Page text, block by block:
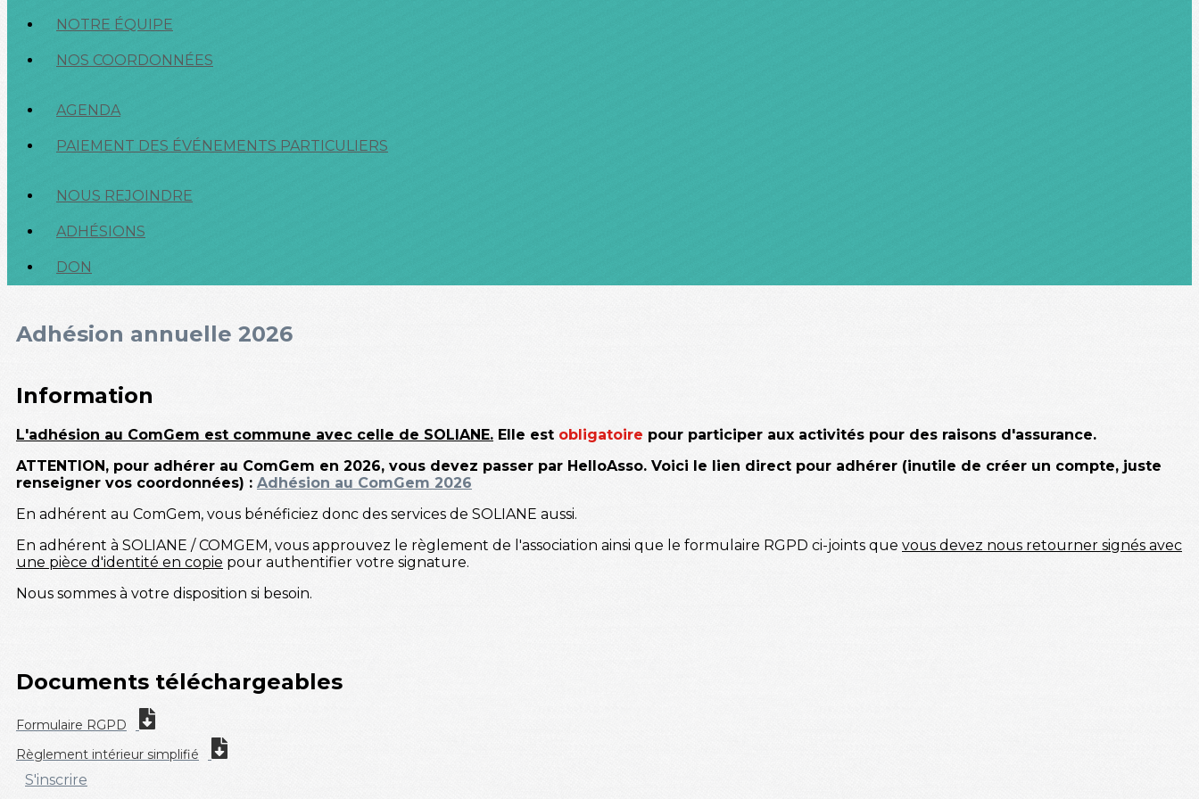
NOTRE ÉQUIPE
NOS COORDONNÉES
AGENDA
PAIEMENT DES ÉVÉNEMENTS PARTICULIERS
NOUS REJOINDRE
ADHÉSIONS
DON
Adhésion annuelle 2026
Information
L'adhésion au ComGem est commune avec celle de SOLIANE. Elle est obligatoire pour participer aux activités pour des raisons d'assurance.
ATTENTION, pour adhérer au ComGem en 2026, vous devez passer par HelloAsso. Voici le lien direct pour adhérer (inutile de créer un compte, juste
renseigner vos coordonnées) : Adhésion au ComGem 2026
En adhérent au ComGem, vous bénéficiez donc des services de SOLIANE aussi.
En adhérent à SOLIANE / COMGEM, vous approuvez le règlement de l'association ainsi que le formulaire RGPD ci-joints que vous devez nous retourner signés avec
une pièce d'identité en copie pour authentifier votre signature.
Nous sommes à votre disposition si besoin.
Documents téléchargeables
Formulaire RGPD
Règlement intérieur simplifié
S'inscrire